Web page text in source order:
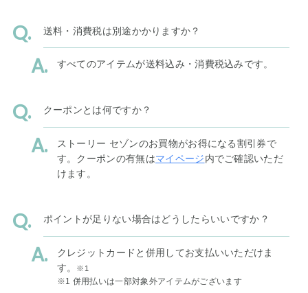
送料・消費税は別途かかりますか？
すべてのアイテムが送料込み・消費税込みです。
クーポンとは何ですか？
ストーリー セゾンのお買物がお得になる割引券で
す。クーポンの有無はマイページ内でご確認いただ
けます。
ポイントが足りない場合はどうしたらいいですか？
クレジットカードと併用してお支払いいただけま
す。
※1
※1 併用払いは一部対象外アイテムがございます